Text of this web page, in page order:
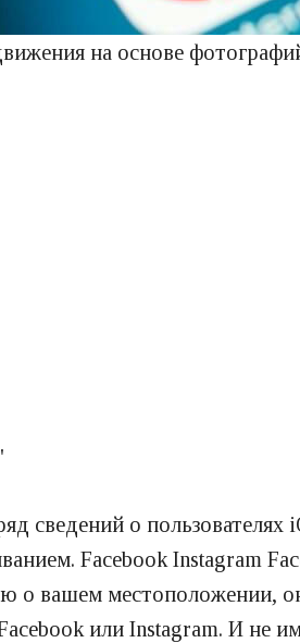
на основе
сведений о пользователях
Facebook Instagram
вашем местоположении,
или Instagram. И не